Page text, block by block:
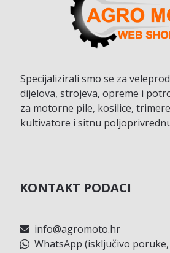
Specijalizirali smo se za
dijelova, strojeva, opreme i
za motorne pile, kosilice,
kultivatore i sitnu
KONTAKT PODACI
info@agromoto.hr
WhatsApp (isključivo